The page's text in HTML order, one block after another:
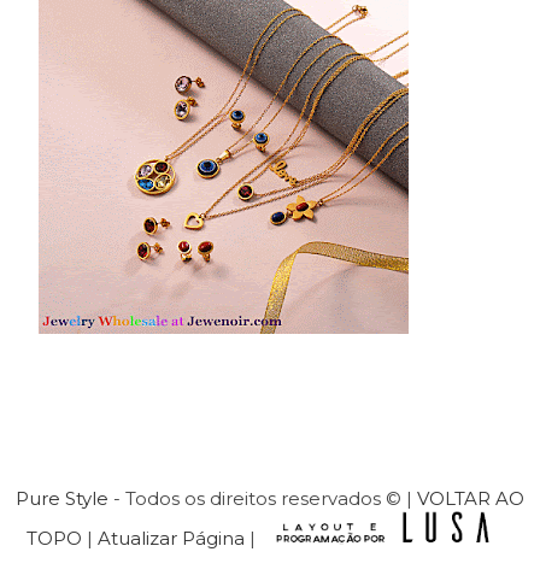
Pure Style - Todos os direitos reservados © | VOLTAR AO
TOPO | Atualizar Página |